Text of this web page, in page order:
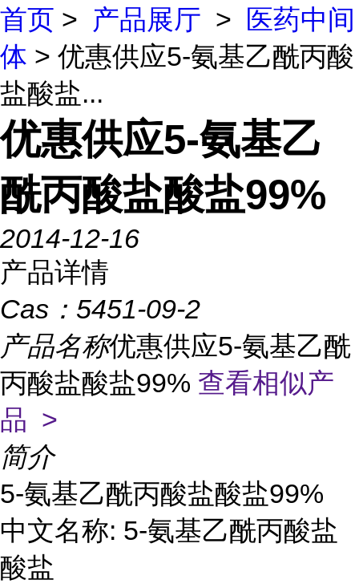
首页 > 产品展厅 >
医药中间
体 > 优惠供应5-氨基乙酰丙酸
盐酸盐...
优惠供应5-氨基乙
酰丙酸盐酸盐99%
2014-12-16
产品详情
Cas： 5451-09-2
产品名称优惠供应5-氨基乙酰
丙酸盐酸盐99% 查看相似产
品 >
简介
5-氨基乙酰丙酸盐酸盐99%
中文名称: 5-氨基乙酰丙酸盐
酸盐